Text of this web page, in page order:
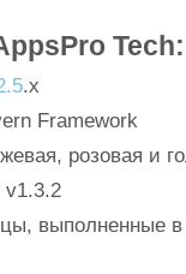
Tech:
.x
Framework
розовая и
v1.3.2
выполненные